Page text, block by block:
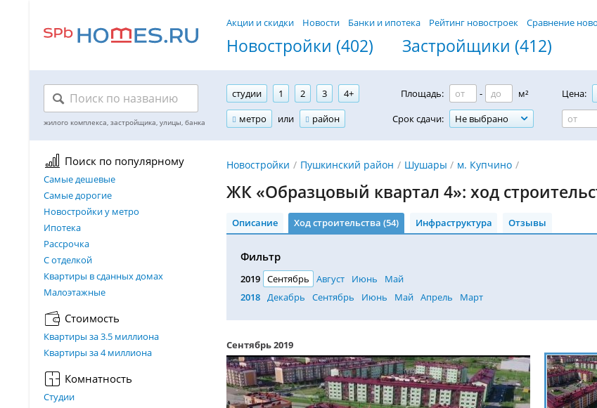
Акции и скидки Новости Банки и ипотека Рейтинг новостроек Сравнение
Новостройки (402) Застройщики (412)
студии 1 2 3
4+
метро
или район
Площадь: -
м²
Срок сдачи:
Не выбрано
Цена:
Поиск по популярному
Самые дешевые
Самые дорогие
Новостройки у метро
Ипотека
Рассрочка
С отделкой
Квартиры в сданных домах
Малоэтажные
Стоимость
Квартиры за 3.5 миллиона
Квартиры за 4 миллиона
Комнатность
Студии
Новостройки Пушкинский район Шушары м. Купчино
ЖК «Образцовый квартал 4»: ход
Описание Ход строительства (54) Инфраструктура Отзывы
Фильтр
2019 Сентябрь Август Июнь
Май
2018
Декабрь Сентябрь Июнь Май Апрель Март
Сентябрь 2019